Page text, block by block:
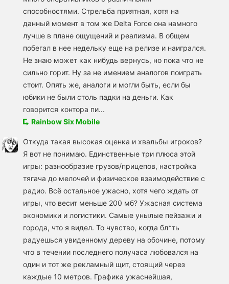
способностями. Стрельба приятная, хотя на
данный момент в том же Delta Force она намного
лучше в плане ощущений и реализма. В общем
побегал в нее недельку еще на релизе и наигрался.
Не знаю может как нибудь вернусь, но пока что не
сильно горит. Ну за не имением аналогов поиграть
стоит. Опять же, аналоги и могли быть, если бы
юбики не были столь падки на деньги. Как
говорится контора пи...
Rainbow Six Mobile
Откуда такая высокая оценка и хвальбы игроков?
Я вот не понимаю. Единственные три плюса этой
игры: разнообразие грузов/прицепов, настройка
тягача до мелочей и физическое взаимодействие с
радио. Всё остальное ужасно, хотя чего ждать от
игры, что весит меньше 200 мб? Ужасная система
экономики и логистики. Самые унылые пейзажи и
города, что я видел. То чувство, когда бл*ть
радуешься увиденному дереву на обочине, потому
что в течении последнего получаса любовался на
один и тот же рекламный щит, стоящий через
каждые 10 метров. Графика ужаснейшая,